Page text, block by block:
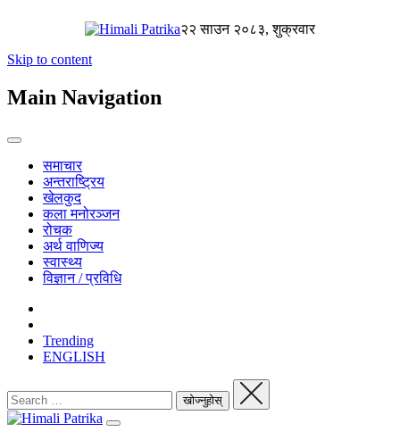
२२ साउन २०८३, शुक्रवार
Skip to content
Main Navigation
समाचार
अन्तराष्ट्रिय
खेलकुद
कला मनोरञ्जन
रोचक
अर्थ वाणिज्य
स्वास्थ्य
विज्ञान / प्रविधि
Trending
ENGLISH